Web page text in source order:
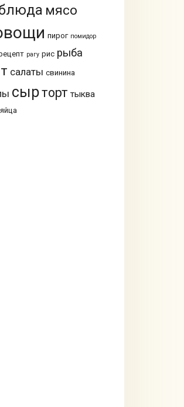
мясо
пирог помидор
рагу рис рыба
салаты свинина
сырторт тыква
яйца